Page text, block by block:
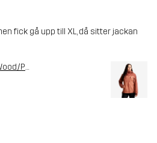
fick gå upp till XL, då sitter jackan
Cedar Wood/Pink Mahogany